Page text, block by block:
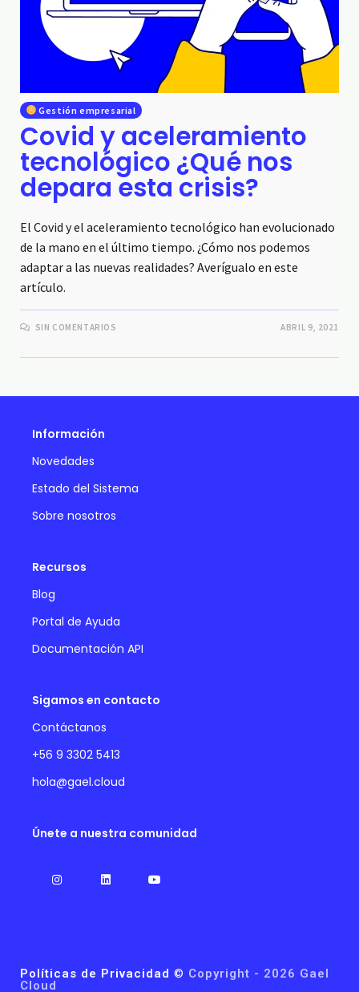
Gestión empresarial
Covid y aceleramiento
tecnológico ¿Qué nos
depara esta crisis?
El Covid y el aceleramiento tecnológico han evolucionado
de la mano en el último tiempo. ¿Cómo nos podemos
adaptar a las nuevas realidades? Averígualo en este
artículo.
SIN COMENTARIOS ABRIL 9, 2021
Información
Novedades
Estado del Sistema
Sobre nosotros
Recursos
Blog
Portal de Ayuda
Documentación API
Sigamos en contacto
Contáctanos
+56 9 3302 5413
hola@gael.cloud
Únete a nuestra comunidad
Políticas de Privacidad © Copyright - 2026 Gael
Cloud